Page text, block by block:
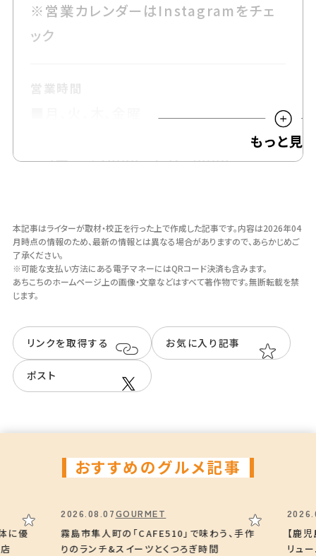
※営業カレンダーはInstagramをチェ
ック
営業時間
ディナー／18:00～L.O. 20:00
ランチ／11:30～L.O. 14:00
カフェ／14:00～L.O. 15:30
ディナー／18:00～L.O. 20:00
可能な支払い方法
現金・クレジットカード・電子マネー
有（5台）
り合わせでの来店を
本記事はライターが取材・校正を行った上で作成した記事です。内容は2026年04
月時点の情報のため、最新の情報とは異なる場合がありますので、あらかじめご
了承ください。
※可能な支払い方法にある電子マネーにはQRコード決済も含みます。
あちこちのホームページ上の画像・⽂章などはすべて著作物です。無断転載を禁
じます。
リンクを取得する お気に入り記事
ポスト
おすすめのグルメ記事
に優
霧島市隼人町の「CAFE510」で味わう、手作
りのランチ&スイーツとくつろぎ時間
2026.08.07GOURMET
【鹿
リュ